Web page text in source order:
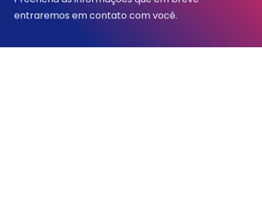
entraremos em contato com você.